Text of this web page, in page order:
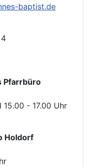
baptist.de
Pfarrbüro
- 17.00 Uhr
Holdorf